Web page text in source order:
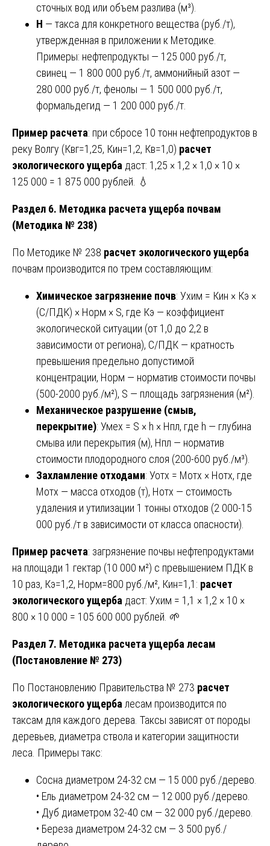
сточных вод или объем разлива (м³).
Н — такса для конкретного вещества (руб./т),
утвержденная в приложении к Методике.
Примеры: нефтепродукты — 125 000 руб./т,
свинец — 1 800 000 руб./т, аммонийный азот —
280 000 руб./т, фенолы — 1 500 000 руб./т,
формальдегид — 1 200 000 руб./т.
Пример расчета: при сбросе 10 тонн нефтепродуктов в
реку Волгу (Квг=1,25, Кин=1,2, Кв=1,0) расчет
экологического ущерба даст: 1,25 × 1,2 × 1,0 × 10 ×
125 000 = 1 875 000 рублей. 💧
Раздел 6. Методика расчета ущерба почвам
(Методика № 238)
По Методике № 238 расчет экологического ущерба
почвам производится по трем составляющим:
Химическое загрязнение почв: Ухим = Кин × Кэ ×
(С/ПДК) × Норм × S, где Кэ — коэффициент
экологической ситуации (от 1,0 до 2,2 в
зависимости от региона), С/ПДК — кратность
превышения предельно допустимой
концентрации, Норм — норматив стоимости почвы
(500-2000 руб./м²), S — площадь загрязнения (м²).
Механическое разрушение (смыв,
перекрытие): Умех = S × h × Нпл, где h — глубина
смыва или перекрытия (м), Нпл — норматив
стоимости плодородного слоя (200-600 руб./м³).
Захламление отходами: Уотх = Мотх × Нотх, где
Мотх — масса отходов (т), Нотх — стоимость
удаления и утилизации 1 тонны отходов (2 000-15
000 руб./т в зависимости от класса опасности).
Пример расчета: загрязнение почвы нефтепродуктами
на площади 1 гектар (10 000 м²) с превышением ПДК в
10 раз, Кэ=1,2, Норм=800 руб./м², Кин=1,1: расчет
экологического ущерба даст: Ухим = 1,1 × 1,2 × 10 ×
800 × 10 000 = 105 600 000 рублей. 🌱
Раздел 7. Методика расчета ущерба лесам
(Постановление № 273)
По Постановлению Правительства № 273 расчет
экологического ущерба лесам производится по
таксам для каждого дерева. Таксы зависят от породы
деревьев, диаметра ствола и категории защитности
леса. Примеры такс:
Сосна диаметром 24-32 см — 15 000 руб./дерево.
• Ель диаметром 24-32 см — 12 000 руб./дерево.
• Дуб диаметром 32-40 см — 32 000 руб./дерево.
• Береза диаметром 24-32 см — 3 500 руб./